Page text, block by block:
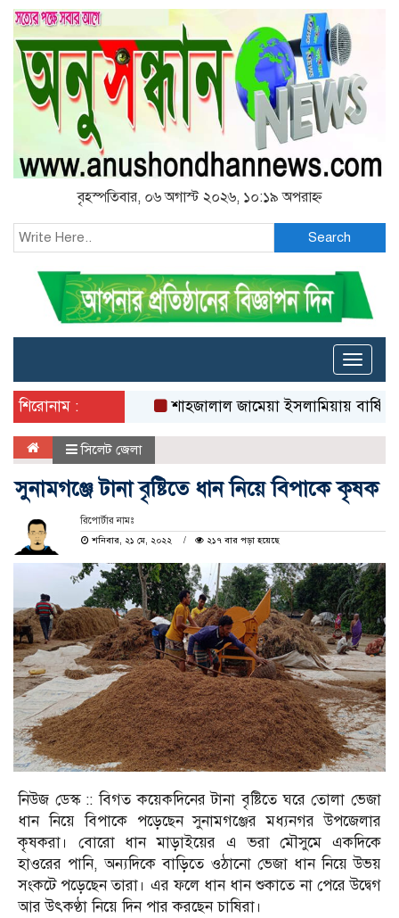
বৃহস্পতিবার, ০৬ অগাস্ট ২০২৬, ১০:১৯ অপরাহ্ন
Search
Toggle
শিরোনাম :
শাহজালাল জামেয়া ইসলামিয়ায় বার্ষিক
সিলেট জেলা
সুনামগঞ্জে টানা বৃষ্টিতে ধান নিয়ে বিপাকে কৃষক
রিপোর্টার নামঃ
শনিবার, ২১ মে, ২০২২
২১৭ বার পড়া হয়েছে
নিউজ ডেস্ক :: বিগত কয়েকদিনের টানা বৃষ্টিতে ঘরে তোলা ভেজা
ধান নিয়ে বিপাকে পড়েছেন সুনামগঞ্জের মধ্যনগর উপজেলার
কৃষকরা। বোরো ধান মাড়াইয়ের এ ভরা মৌসুমে একদিকে
হাওরের পানি, অন্যদিকে বাড়িতে ওঠানো ভেজা ধান নিয়ে উভয়
সংকটে পড়েছেন তারা। এর ফলে ধান ধান শুকাতে না পেরে উদ্বেগ
আর উৎকণ্ঠা নিয়ে দিন পার করছেন চাষিরা।